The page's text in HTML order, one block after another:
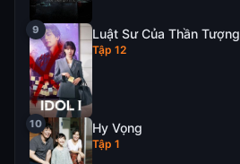
Luật Sư Của Thần Tượng
Tập 12
Hy Vọng
Tập 1